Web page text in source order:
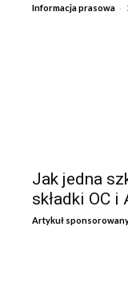
Informacja prasowa -
Jak jedna
składki OC i
Artykuł